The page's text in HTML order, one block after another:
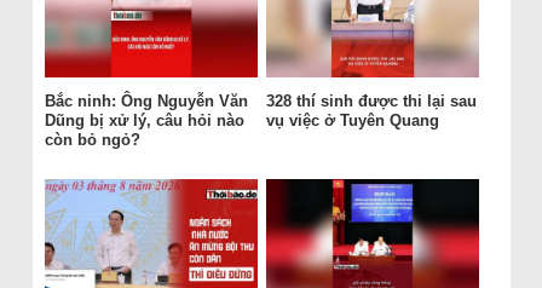
Bắc ninh: Ông Nguyễn Văn
Dũng bị xử lý, câu hỏi nào
còn bỏ ngỏ?
328 thí sinh được thi lại sau
vụ việc ở Tuyên Quang